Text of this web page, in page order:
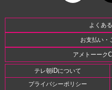
よくあ
お支払い・
アメトーーク
テレ朝iDについて
プライバシーポリシー